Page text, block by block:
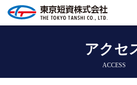
アクセ
ACCESS